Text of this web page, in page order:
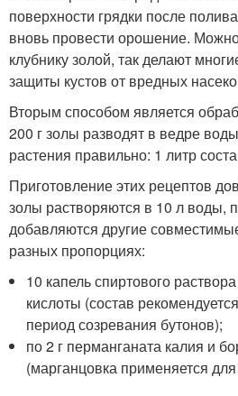
поверхности грядки после
вновь провести орошение.
клубнику золой, так делают
защиты кустов от вредных
Вторым способом является
200 г золы разводят в ведре
растения правильно: 1 литр
Приготовление этих рецептов
золы растворяются в 10 л воды,
добавляются другие
разных пропорциях:
10 капель спиртового
кислоты (состав
период созревания бутонов);
по 2 г перманганата калия и
(марганцовка применяется